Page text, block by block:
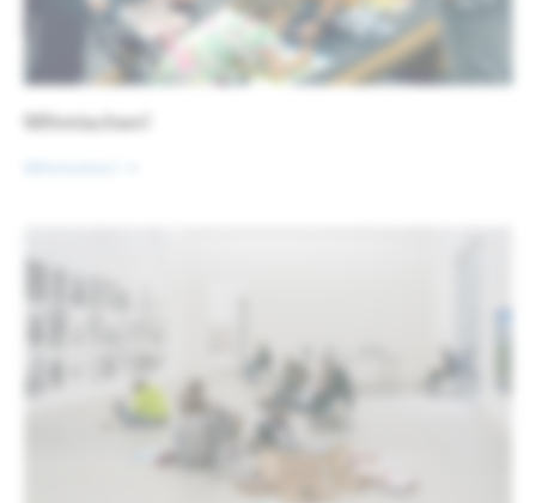
Mitmischen!